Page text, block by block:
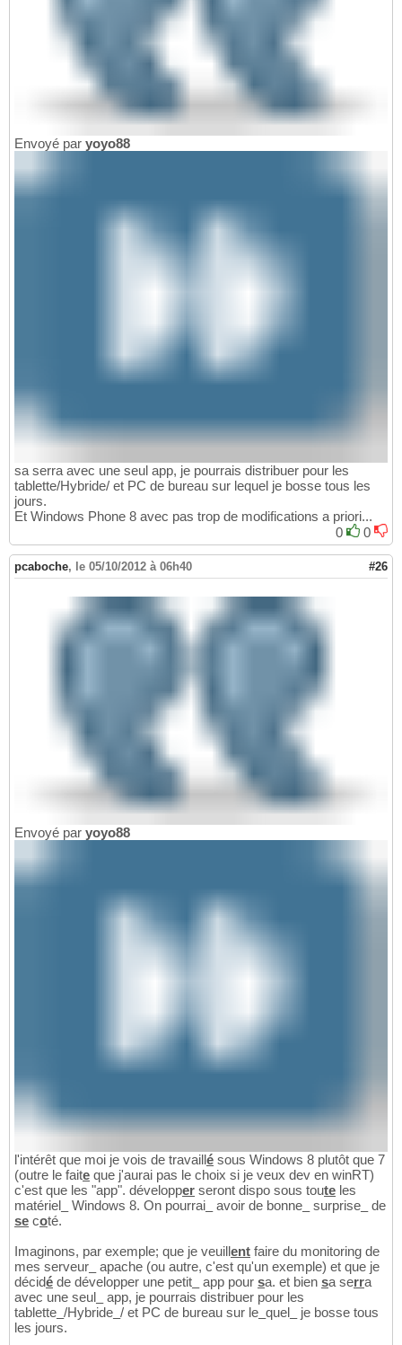
Envoyé par yoyo88
sa serra avec une seul app, je pourrais distribuer pour les
tablette/Hybride/ et PC de bureau sur lequel je bosse tous les
jours.
Et Windows Phone 8 avec pas trop de modifications a priori...
0
0
pcaboche, le 05/10/2012 à 06h40 #26
Envoyé par yoyo88
l'intérêt que moi je vois de travaillé sous Windows 8 plutôt que 7
(outre le faite que j'aurai pas le choix si je veux dev en winRT)
c'est que les "app". développer seront dispo sous toute les
matériel
Windows 8. On pourrai avoir de bonne surprise
de
se coté.
Imaginons, par exemple; que je veuillent faire du monitoring de
mes serveur
apache (ou autre, c'est qu'un exemple) et que je
décidé de développer une petit app pour sa. et bien sa serra
avec une seul
app, je pourrais distribuer pour les
tablette /Hybride / et PC de bureau sur le quel
je bosse tous
les jours.